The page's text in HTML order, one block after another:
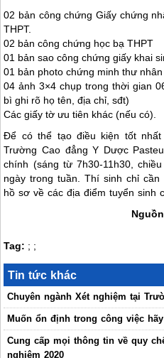
02 bản công chứng Giấy chứng
THPT.
02 bản công chứng học bạ THPT
01 bản sao công chứng giấy khai
01 bản photo chứng minh thư nhân
04 ảnh 3×4 chụp trong thời gian
bì ghi rõ họ tên, địa chỉ, sđt)
Các giấy tờ ưu tiên khác (nếu có).
Để có thể tạo điều kiện tốt
Trường Cao đẳng Y Dược
chính (sáng từ 7h30-11h30,
ngày trong tuần. Thí sinh chỉ
hồ sơ về các địa điểm tuyển sinh
Tag: ; ;
Tin tức khác
Chuyên ngành Xét nghiệm tại
Muốn ổn định trong công việc
Cung cấp mọi thông tin về quy
nghiệm 2020